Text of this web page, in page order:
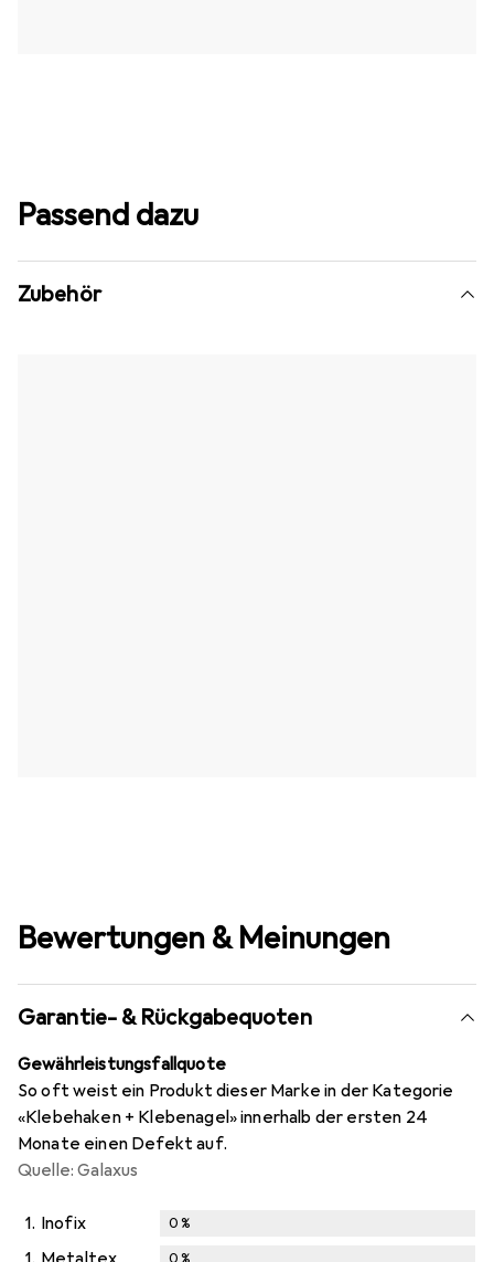
Passend dazu
Zubehör
Bewertungen & Meinungen
Garantie- & Rückgabequoten
Gewährleistungsfallquote
So oft weist ein Produkt dieser Marke in der Kategorie
«Klebehaken + Klebenagel» innerhalb der ersten 24
Monate einen Defekt auf.
Quelle: Galaxus
1. Inofix 0%
0%